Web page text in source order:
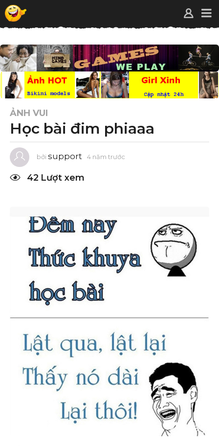
ẢNH VUI
Học bài đim phiaaa
bởi support 4 năm trước
42 Lượt xem